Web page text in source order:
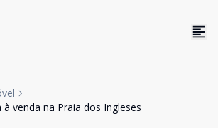
venda na Praia dos Ingleses